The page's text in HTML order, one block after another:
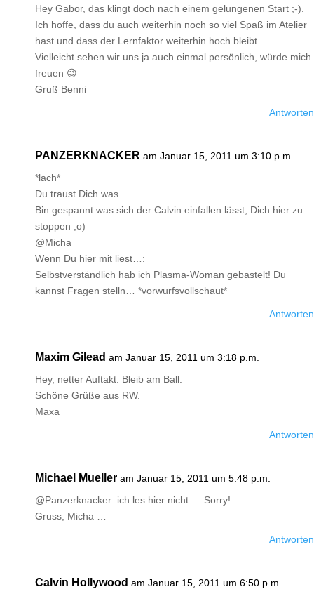
Hey Gabor, das klingt doch nach einem gelungenen Start ;-).
Ich hoffe, dass du auch weiterhin noch so viel Spaß im Atelier
hast und dass der Lernfaktor weiterhin hoch bleibt.
Vielleicht sehen wir uns ja auch einmal persönlich, würde mich
freuen 😉
Gruß Benni
Antworten
PANZERKNACKER am Januar 15, 2011 um 3:10 p.m.
*lach*
Du traust Dich was…
Bin gespannt was sich der Calvin einfallen lässt, Dich hier zu
stoppen ;o)
@Micha
Wenn Du hier mit liest…:
Selbstverständlich hab ich Plasma-Woman gebastelt! Du
kannst Fragen stelln… *vorwurfsvollschaut*
Antworten
Maxim Gilead am Januar 15, 2011 um 3:18 p.m.
Hey, netter Auftakt. Bleib am Ball.
Schöne Grüße aus RW.
Maxa
Antworten
Michael Mueller am Januar 15, 2011 um 5:48 p.m.
@Panzerknacker: ich les hier nicht … Sorry!
Gruss, Micha …
Antworten
Calvin Hollywood am Januar 15, 2011 um 6:50 p.m.